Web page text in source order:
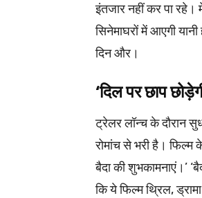
इंतजार नहीं कर पा रहे।
सिनेमाघरों में आएगी
दिन और।
‘दिल पर छाप
ट्रेलर लॉन्च के दौरान
रोमांच से भरी है। फिल्म
बैदा की शुभकामनाएं।’
कि ये फिल्म थ्रिल,